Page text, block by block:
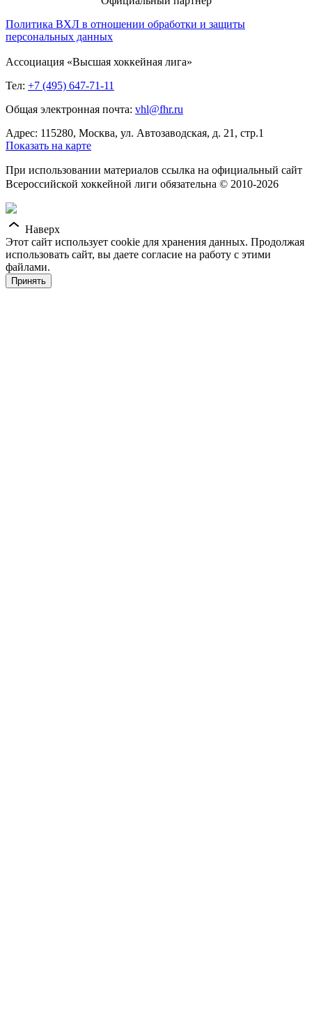
Политика ВХЛ в отношении обработки и защиты
персональных данных
Ассоциация «Высшая хоккейная лига»
Тел: +7 (495) 647-71-11
Общая электронная почта: vhl@fhr.ru
Адрес: 115280, Москва, ул. Автозаводская, д. 21, стр.1
Показать на карте
При использовании материалов ссылка на официальный сайт
Всероссийской хоккейной лиги обязательна © 2010-2026
Наверх
Этот сайт использует cookie для хранения данных. Продолжая
использовать сайт, вы даете согласие на работу с этими
файлами.
Принять